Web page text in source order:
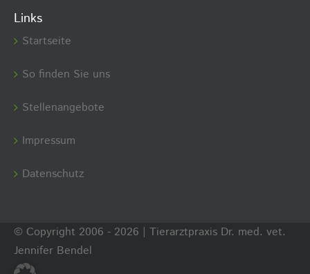
Links
Startseite
So finden Sie uns
Stellenangebote
Impressum
Datenschutz
© Copyright 2006 - 2026 | Tierarztpraxis Dr. med. vet.
Jennifer Bendel